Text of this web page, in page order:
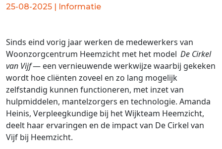
25-08-2025 | Informatie
Sinds eind vorig jaar werken de medewerkers van
Woonzorgcentrum Heemzicht met het model De Cirkel
van Vijf— een vernieuwende werkwijze waarbij gekeken
wordt hoe cliënten zoveel en zo lang mogelijk
zelfstandig kunnen functioneren, met inzet van
hulpmiddelen, mantelzorgers en technologie. Amanda
Heinis, Verpleegkundige bij het Wijkteam Heemzicht,
deelt haar ervaringen en de impact van De Cirkel van
Vijf bij Heemzicht.